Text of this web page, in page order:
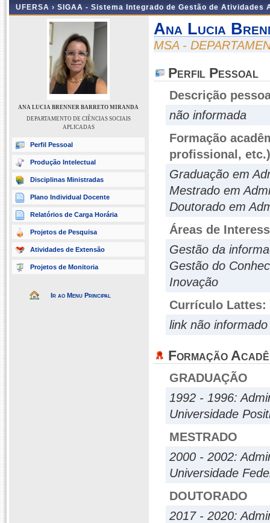
UFERSA › SIGAA - Sistema Integrado de Gestão de Atividades
ANA LUCIA BRENNER BARRETO MIRANDA
DEPARTAMENTO DE CIÊNCIAS SOCIAIS
APLICADAS
Perfil Pessoal
Produção Intelectual
Disciplinas Ministradas
Plano Individual Docente
Relatórios de Carga Horária
Projetos de Pesquisa
Atividades de Extensão
Projetos de Monitoria
Ir ao Menu Principal
Ana Lucia
MSA -
Perfil Pessoal
Descrição
não informada
Formação
profissional, etc.)
Graduação em
Mestrado em
Doutorado em
Áreas de
Gestão da
Gestão do
Inovação
Currículo Lattes:
link não informado
Formação
GRADUAÇÃO
1992 - 1996:
Universidade
MESTRADO
2000 - 2002:
Universidade
DOUTORADO
2017 - 2020: